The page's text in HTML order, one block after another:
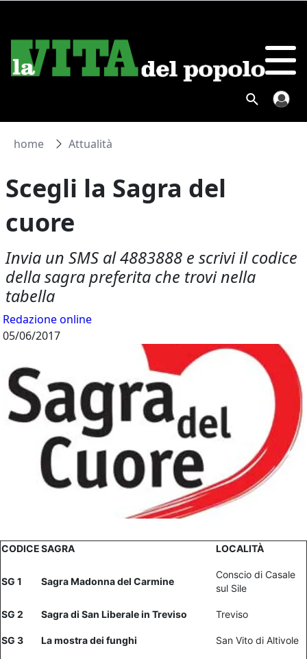
home Attualità
Scegli la Sagra del
cuore
Invia un SMS al 4883888 e scrivi il codice
della sagra preferita che trovi nella
tabella
Redazione online
05/06/2017
CODICESAGRA LOCALITÀ
SG 1 Sagra Madonna del Carmine
Conscio di Casale
sul Sile
SG 2 Sagra di San Liberale in Treviso Treviso
SG 3 La mostra dei funghi San Vito di Altivole